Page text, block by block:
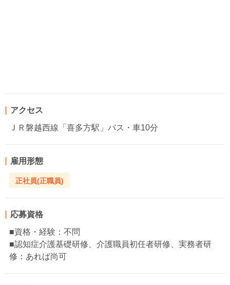
アクセス
ＪＲ磐越西線「喜多方駅」バス・車10分
雇用形態
正社員(正職員)
応募資格
■資格・経験：不問
■認知症介護基礎研修、介護職員初任者研修、実務者研
修：あれば尚可